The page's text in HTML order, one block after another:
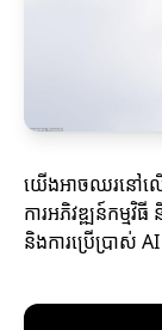
យើងអាចឈរនៅលើកា
ការអភិវឌ្ឍន៍កម្មវិ
និងការប្រើប្រាស់